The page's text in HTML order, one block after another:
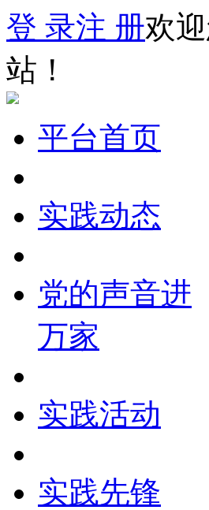
登 录注 册欢
站！
平台首页
实践动态
党的声音进
万家
实践活动
实践先锋